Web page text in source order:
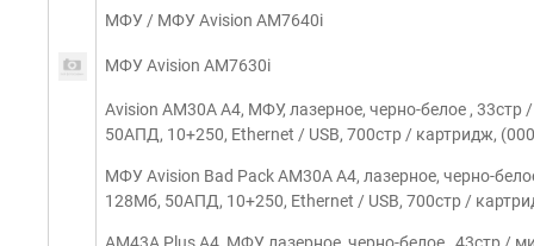
МФУ / МФУ Avision AM7640i
МФУ Avision AM7630i
Avision AM30A A4, МФУ, лазерное, черно-белое ,
50АПД, 10+250, Ethernet / USB, 700стр / картридж,
МФУ Avision Bad Pack AM30A A4, лазерное, черно-
128Мб, 50АПД, 10+250, Ethernet / USB, 700стр /